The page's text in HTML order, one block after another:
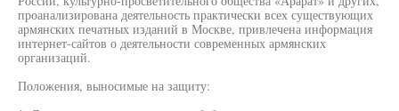
проанализирована деятельность практически всех существующих
армянских печатных изданий в Москве, привлечена информация
интернет-сайтов о деятельности современных армянских
организаций.
Положения, выносимые на защиту: